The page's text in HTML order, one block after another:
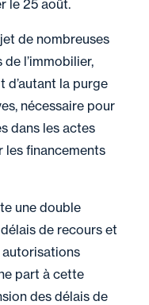
le 25 août.
de nombreuses
l’immobilier,
d’autant la purge
nécessaire pour
dans les actes
les financements
une double
de recours et
part à cette
des délais de